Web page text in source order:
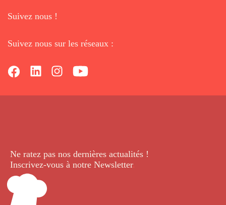
Suivez nous !
Suivez nous sur les réseaux :
Ne ratez pas nos dernières actualités !
Inscrivez-vous à notre Newsletter.